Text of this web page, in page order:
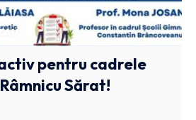
pentru cadrele
Sărat!